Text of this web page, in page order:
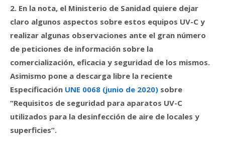
2. En la nota, el Ministerio de Sanidad quiere dejar
claro algunos aspectos sobre estos equipos UV-C y
realizar algunas observaciones ante el gran número
de peticiones de información sobre la
comercialización, eficacia y seguridad de los mismos.
Asimismo pone a descarga libre la reciente
Especificación UNE 0068 (junio de 2020) sobre
“Requisitos de seguridad para aparatos UV-C
utilizados para la desinfección de aire de locales y
superficies”.